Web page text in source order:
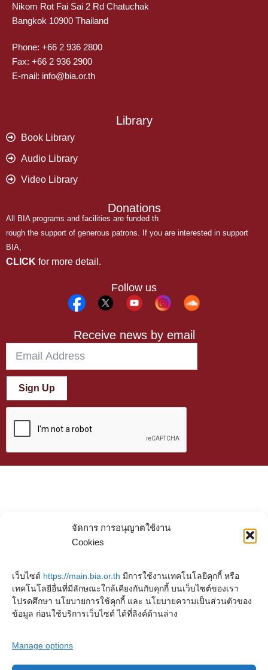
จัดการ การอนุญาตใช้งาน
Cookies
เว็บไซต์ https://main.bia.or.th มีการใช้งานเทคโนโลยีคุกกี้ หรือ
เทคโนโลยีอื่นที่มีลักษณะใกล้เคียงกันกับคุกกี้ บนเว็บไซต์ของเรา
โปรดศึกษา นโยบายการใช้คุกกี้ และ นโยบายความเป็นส่วนตัวของ
ข้อมูล ก่อนใช้บริการเว็บไซต์ ได้ที่ลิงค์ด้านล่าง
Manage options
Nikom Rot Fai Sai 2 Rd Chatuchak
Bangkok 10900 Thailand
Phone: +66 2 936 2800
Fax: +66 2 936 2900
E-mail: info@bia.or.th
Library
Book Library
Audio Library
Video Library
Donations
All BIA programs and facilities are funded th
rough the support of generous patrons. If you are interested in support
BIA,
CLICK for more detail.
Follow us
Receive news by email
Sign Up